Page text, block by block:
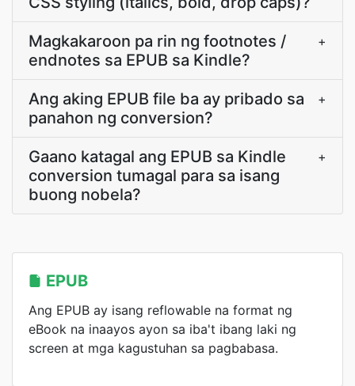
Magkakaroon pa rin ng footnotes /
endnotes sa EPUB sa Kindle?
+
Ang aking EPUB file ba ay pribado sa
panahon ng conversion?
+
Gaano katagal ang EPUB sa Kindle
conversion tumagal para sa isang
buong nobela?
+
EPUB
Ang EPUB ay isang reflowable na format ng
eBook na inaayos ayon sa iba't ibang laki ng
screen at mga kagustuhan sa pagbabasa.